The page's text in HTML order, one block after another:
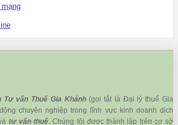
Tư vấn Thuế Gia Khánh(gọi tắt là Đại lý thuế Gia
chuyên nghiệp trong lĩnh vực kinh doanh dịch
tư vấn thuế. Chúng tôi được thành lập trên cơ sở